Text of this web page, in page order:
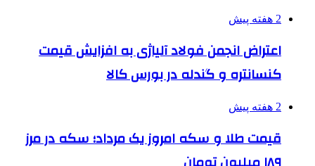
2 هفته پیش
اعتراض انجمن فولاد آلیاژی به افزایش قیمت
کنسانتره و گندله در بورس کالا
2 هفته پیش
قیمت طلا و سکه امروز یک مرداد؛ سکه در مرز